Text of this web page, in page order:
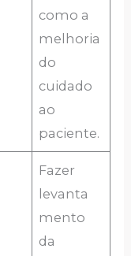
como a
melhoria
do
cuidado
ao
paciente.
Fazer
levanta
mento
da